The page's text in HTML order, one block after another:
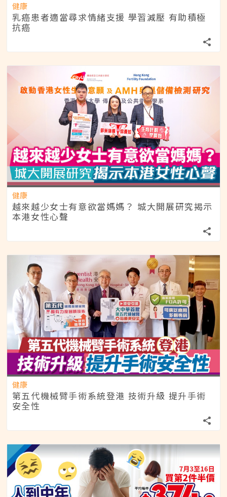
健康
乳癌患者適當尋求情緒支援 學習減壓 有助積極
抗癌
健康
越來越少女士有意欲當媽媽？ 城大開展研究揭示
本港女性心聲
健康
第五代機械臂手術系統登港 技術升級 提升手術
安全性